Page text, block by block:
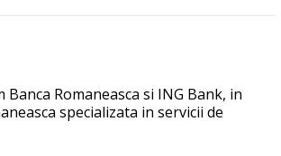
Banca Romaneasca si ING Bank, in
specializata in servicii de